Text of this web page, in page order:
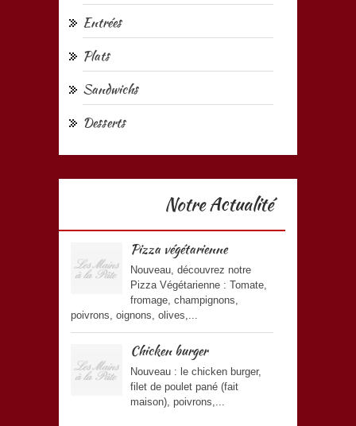
Entrées
Plats
Sandwichs
Desserts
Notre Actualité
Pizza végétarienne
Nouveau, découvrez notre
Pizza Végétarienne : Tomate,
fromage, champignons,
poivrons, oignons, olives,...
Chicken burger
Nouveau : le chicken burger,
filet de poulet pané (fait
maison), poivrons,...